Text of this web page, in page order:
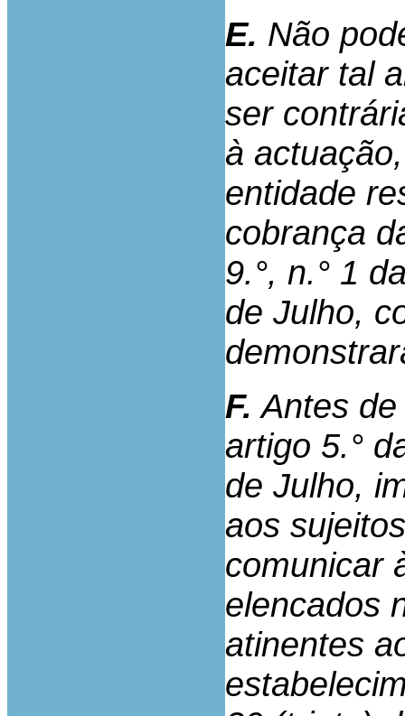
E. Não
aceitar tal
ser
à
entidade
cobrança
9.°, n.° 1
de Julho,
F. Antes
artigo 5.°
de Julho,
aos
comunicar
elencados
atinentes